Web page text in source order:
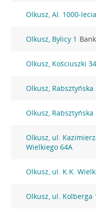
Olkusz, Al. 1000-
Olkusz, Bylicy 1
Olkusz, Kościuszki 34
Olkusz, Rabsztyńska
Olkusz, Rabsztyńska
Olkusz, ul.
Wielkiego 64A
Olkusz, ul. K.K.
Olkusz, ul. Kolberga